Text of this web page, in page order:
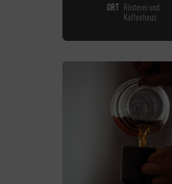
ORT Rösterei und
Kaffeehaus